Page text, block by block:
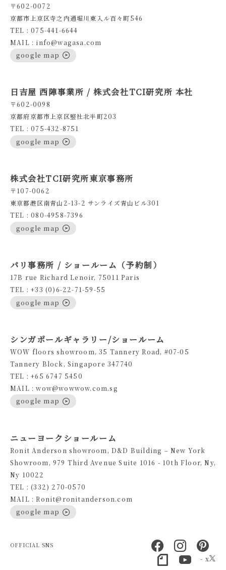
〒602-0072
京都市上京区寺之内通堀川東入ル百々町546
TEL : 075-441-6644
MAIL : info@wagasa.com
google map
日吉屋 西陣事業所 / 株式会社TCI研究所 本社
〒602-0098
京都府京都市上京区竪社北半町203
TEL : 075-432-8751
google map
株式会社TCI研究所東京事務所
〒107-0062
東京都港区南青山2-13-2 サンライズ青山ビル301
TEL : 080-4958-7396
google map
パリ事務所 / ショールーム（予約制）
17B rue Richard Lenoir, 75011 Paris
TEL : +33 (0)6-22-71-59-55
google map
シンガポールギャラリー/ショールーム
WOW floors showroom, 35 Tannery Road, #07-05
Tannery Block, Singapore 347740
TEL : +65 6747 5450
MAIL : wow@wowwow.com.sg
google map
ニューヨークショールーム
Ronit Anderson showroom, D&D Building – New York
Showroom, 979 Third Avenue Suite 1016 - 10th Floor, Ny,
Ny 10022
TEL : (332) 270-0570
MAIL : Ronit@ronitanderson.com
google map
OFFICIAL SNS
- x